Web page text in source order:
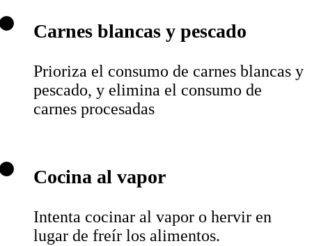
Carnes blancas y pescado
Prioriza el consumo de carnes blancas y
pescado, y elimina el consumo de
carnes procesadas
Cocina al vapor
Intenta cocinar al vapor o hervir en
lugar de freír los alimentos.